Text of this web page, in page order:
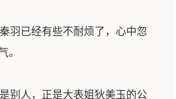
羽已经有些不耐烦了，心中忽
。
别人，正是大表姐狄美玉的公